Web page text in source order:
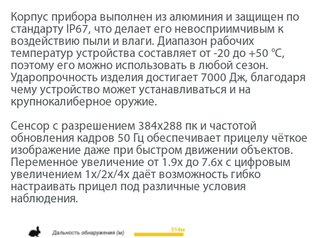
Корпус прибора выполнен из алюминия и защищен по
стандарту IP67, что делает его невосприимчивым к
воздействию пыли и влаги. Диапазон рабочих
температур устройства составляет от -20 до +50 °C,
поэтому его можно использовать в любой сезон.
Ударопрочность изделия достигает 7000 Дж, благодаря
чему устройство может устанавливаться и на
крупнокалиберное оружие.
Сенсор с разрешением 384x288 пк и частотой
обновления кадров 50 Гц обеспечивает прицелу чёткое
изображение даже при быстром движении объектов.
Переменное увеличение от 1.9x до 7.6x с цифровым
увеличением 1x/2x/4x даёт возможность гибко
настраивать прицел под различные условия
наблюдения.